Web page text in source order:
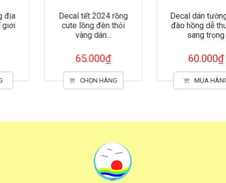
Decal tết 2024 rồng
cute lồng đèn thỏi
CHỌN HÀNG
Decal dán tường cây
đào hồng dễ thương
sang trọng
MUA HÀNG